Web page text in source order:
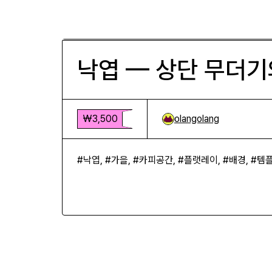
낙엽 — 상단 무더기
₩3,500 olangolang
#낙엽, #가을, #카피공간, #플랫레이, #배경, #템